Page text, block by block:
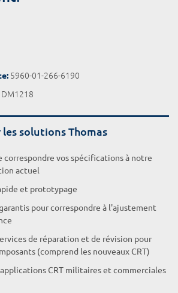
5960-01-266-6190
DM1218
solutions Thomas
correspondre vos spécifications à notre
actuel
et prototypage
pour correspondre à l'ajustement
de réparation et de révision pour
(comprend les nouveaux CRT)
CRT militaires et commerciales